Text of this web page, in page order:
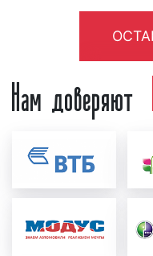
необходимо
рекламный
быть
и создан в
Для создания
концепцию
условия
После
Нам доверяют